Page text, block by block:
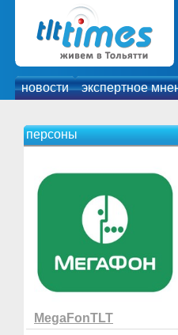
новости экспертное
персоны
MegaFonTLT